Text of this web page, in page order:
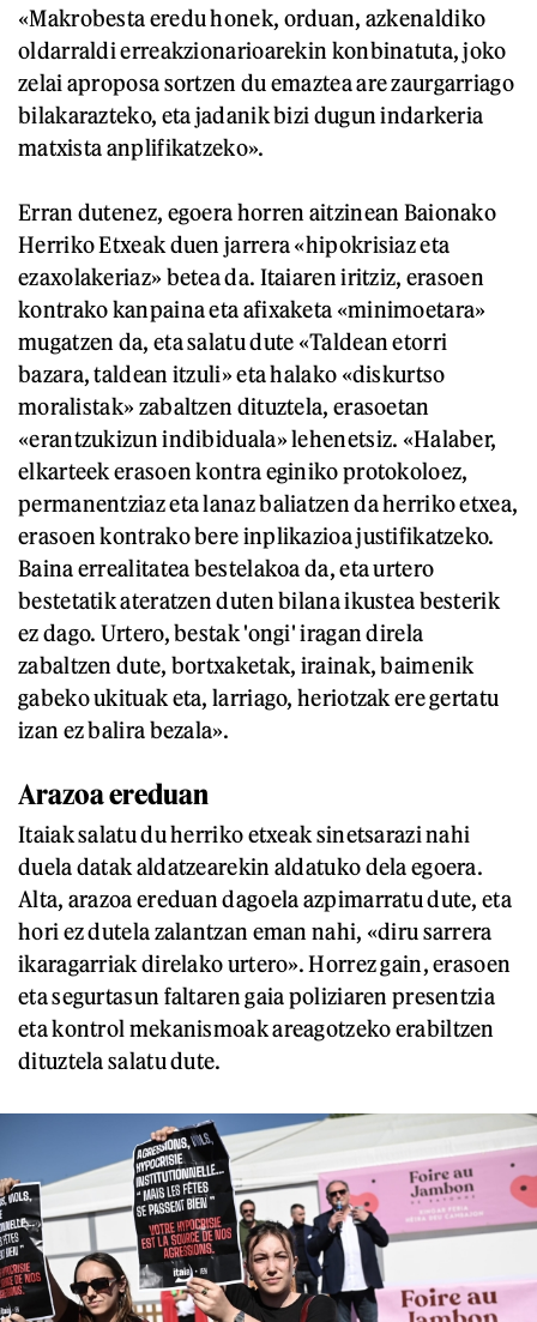
«Makrobesta eredu honek, orduan, azkenaldiko
oldarraldi erreakzionarioarekin konbinatuta, joko
zelai aproposa sortzen du emaztea are zaurgarriago
bilakarazteko, eta jadanik bizi dugun indarkeria
matxista anplifikatzeko».
Erran dutenez, egoera horren aitzinean Baionako
Herriko Etxeak duen jarrera «hipokrisiaz eta
ezaxolakeriaz» betea da. Itaiaren iritziz, erasoen
kontrako kanpaina eta afixaketa «minimoetara»
mugatzen da, eta salatu dute «Taldean etorri
bazara, taldean itzuli» eta halako «diskurtso
moralistak» zabaltzen dituztela, erasoetan
«erantzukizun indibiduala» lehenetsiz. «Halaber,
elkarteek erasoen kontra eginiko protokoloez,
permanentziaz eta lanaz baliatzen da herriko etxea,
erasoen kontrako bere inplikazioa justifikatzeko.
Baina errealitatea bestelakoa da, eta urtero
bestetatik ateratzen duten bilana ikustea besterik
ez dago. Urtero, bestak 'ongi' iragan direla
zabaltzen dute, bortxaketak, irainak, baimenik
gabeko ukituak eta, larriago, heriotzak ere gertatu
izan ez balira bezala».
Arazoa ereduan
Itaiak salatu du herriko etxeak sinetsarazi nahi
duela datak aldatzearekin aldatuko dela egoera.
Alta, arazoa ereduan dagoela azpimarratu dute, eta
hori ez dutela zalantzan eman nahi, «diru sarrera
ikaragarriak direlako urtero». Horrez gain, erasoen
eta segurtasun faltaren gaia poliziaren presentzia
eta kontrol mekanismoak areagotzeko erabiltzen
dituztela salatu dute.